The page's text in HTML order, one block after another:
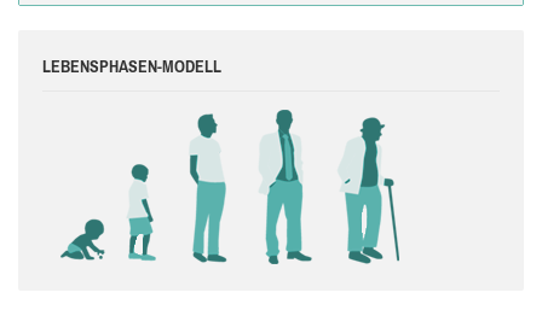
LEBENSPHASEN-MODELL